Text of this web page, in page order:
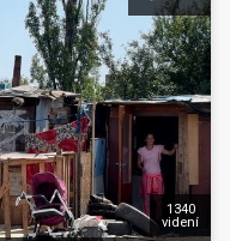
1340
videní